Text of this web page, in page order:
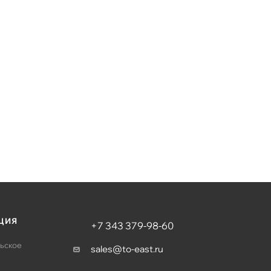
+7 343 379-98-60
sales@to-east.ru